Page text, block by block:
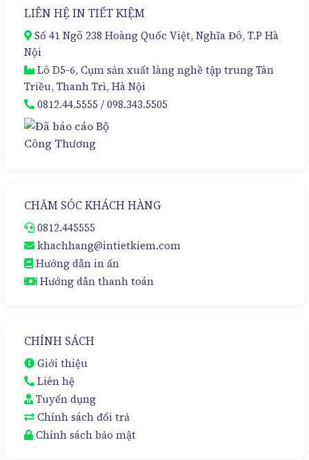
Hoàn
Cấp
LIÊN HỆ IN TIẾT KIỆM
Số 41 Ngõ 238 Hoàng Quốc Việt, Nghĩa Đô, T.P Hà
Nội
Lô D5-6, Cụm sản xuất làng nghề tập trung Tân
Triều, Thanh Trì, Hà Nội
0812.44.5555 /098.343.5505
CHĂM SÓC KHÁCH HÀNG
0812.445555
khachhang@intietkiem.com
Hướng dẫn in ấn
Hướng dẫn thanh toán
CHÍNH SÁCH
Giới thiệu
Liên hệ
Tuyển dụng
Chính sách đổi trả
Chính sách bảo mật